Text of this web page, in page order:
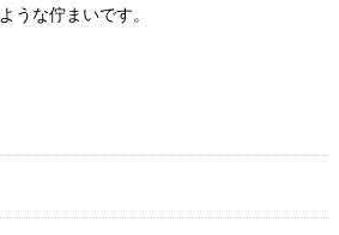
うな佇まいです。